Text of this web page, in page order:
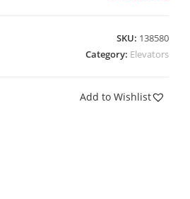
SKU: 138580
Category: Elevators
Add to Wishlist